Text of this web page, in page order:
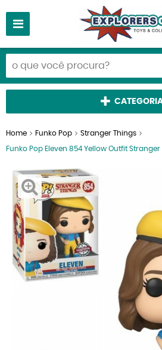
Home Funko Pop Stranger Things
Funko Pop Eleven 854 Yellow Outfit Stranger